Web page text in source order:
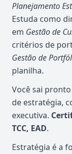
Planejamento
Estuda como
em Gestão de
critérios de
Gestão de
planilha.
Você sai
de estratégia,
executiva.
TCC, EAD.
Estratégia é a